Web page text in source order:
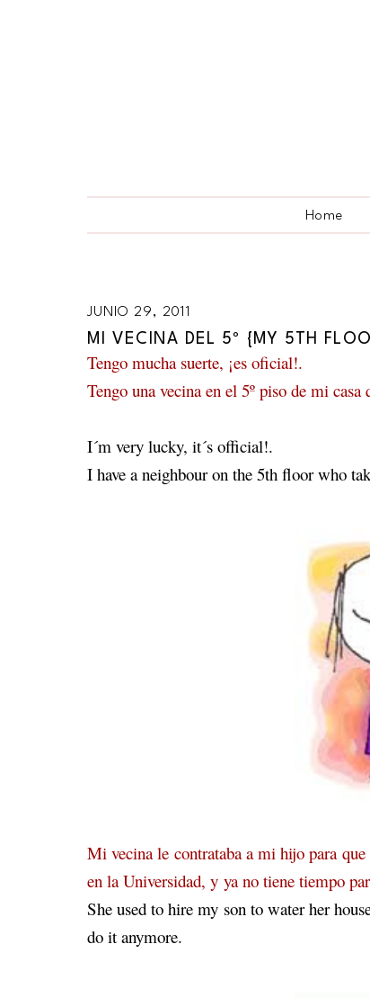
Home
JUNIO 29, 2011
MI VECINA DEL 5º {MY 5TH
Tengo mucha suerte, ¡es oficial!.
Tengo una vecina en el 5º piso de mi casa
I´m very lucky, it´s official!.
I have a neighbour on the 5th floor who
Mi vecina le contrataba a mi hijo para
en la Universidad, y ya no tiene tiempo
She used to hire my son to water her
do it anymore.